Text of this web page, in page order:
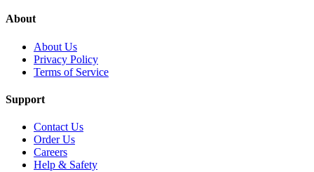
About
About Us
Privacy Policy
Terms of Service
Support
Contact Us
Order Us
Careers
Help & Safety